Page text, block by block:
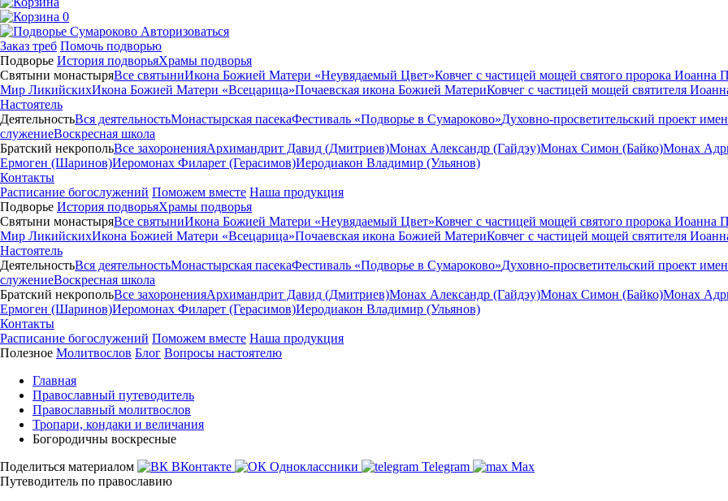
0
Авторизоваться
Заказ треб Помочь подворью
Подворье История подворьяХрамы подворья
Святыни монастыряВсе святыниИкона Божией Матери «Неувядаемый Цвет»Ковчег с частицей мощей святого пророка Иоанна
Мир ЛикийскихИкона Божией Матери «Всецарица»Почаевская икона Божией МатериКовчег с частицей мощей святителя
Настоятель
ДеятельностьВся деятельностьМонастырская пасекаФестиваль «Подворье в Сумароково»Духовно-просветительский проект
служениеВоскресная школа
Братский некропольВсе захороненияАрхимандрит Давид (Дмитриев)Монах Александр (Гайдэу)Монах Симон (Байко)Монах
Ермоген (Шаринов)Иеромонах Филарет (Герасимов)Иеродиакон Владимир (Ульянов)
Контакты
Расписание богослужений Поможем вместе Наша продукция
Подворье История подворьяХрамы подворья
Святыни монастыряВсе святыниИкона Божией Матери «Неувядаемый Цвет»Ковчег с частицей мощей святого пророка Иоанна
Мир ЛикийскихИкона Божией Матери «Всецарица»Почаевская икона Божией МатериКовчег с частицей мощей святителя
Настоятель
ДеятельностьВся деятельностьМонастырская пасекаФестиваль «Подворье в Сумароково»Духовно-просветительский проект
служениеВоскресная школа
Братский некропольВсе захороненияАрхимандрит Давид (Дмитриев)Монах Александр (Гайдэу)Монах Симон (Байко)Монах
Ермоген (Шаринов)Иеромонах Филарет (Герасимов)Иеродиакон Владимир (Ульянов)
Контакты
Расписание богослужений Поможем вместе Наша продукция
Полезное Молитвослов Блог Вопросы настоятелю
Главная
Православный путеводитель
Православный молитвослов
Тропари, кондаки и величания
Богородичны воскресные
Поделиться материалом
ВКонтакте Одноклассники Telegram
Max
Путеводитель по православию